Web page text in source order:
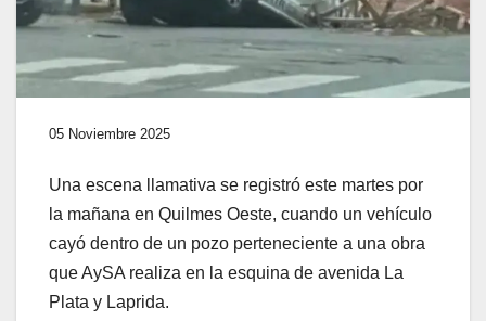
05 Noviembre 2025
Una escena llamativa se registró este martes por
la mañana en Quilmes Oeste, cuando un vehículo
cayó dentro de un pozo perteneciente a una obra
que AySA realiza en la esquina de avenida La
Plata y Laprida.